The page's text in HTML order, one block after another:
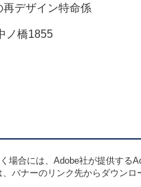
デザイン特命係
ノ橋1855
場合には、Adobe社が提供する
バナーのリンク先からダウンロ